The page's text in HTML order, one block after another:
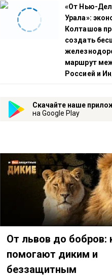
«От Нью-
Урала»:
Колташов
создать
маршрут
Россией и
Скачайте наше
на Google Play
От львов до бобров:
помогают диким и
беззащитным